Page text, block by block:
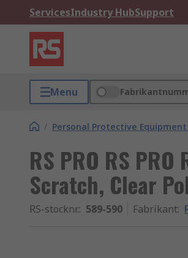
ServicesIndustry HubSupport
Menu
/ Personal Protective
RS PRO RS
Scratch, Clear
RS-stocknr.: 589-590 Fabrikant: